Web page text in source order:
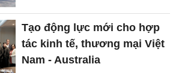
Tạo động lực mới cho hợp
tác kinh tế, thương mại Việt
Nam - Australia